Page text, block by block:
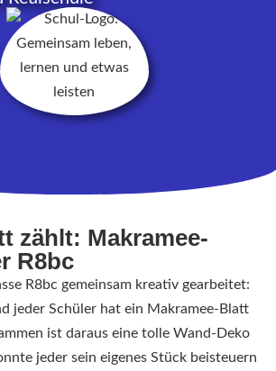
zählt: Makramee-
R8bc
R8bc gemeinsam kreativ gearbeitet:
jeder Schüler hat ein Makramee-Blatt
ist daraus eine tolle Wand-Deko
jeder sein eigenes Stück beisteuern